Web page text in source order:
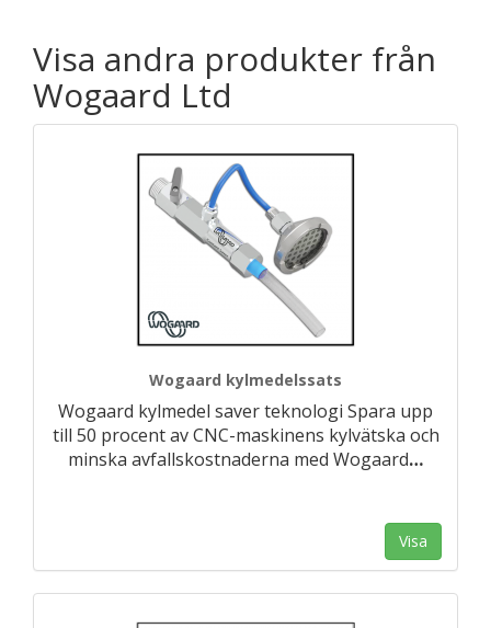
Visa andra produkter från
Wogaard Ltd
Wogaard kylmedelssats
Wogaard kylmedel saver teknologi Spara upp
till 50 procent av CNC-maskinens kylvätska och
minska avfallskostnaderna med Wogaard…
Visa